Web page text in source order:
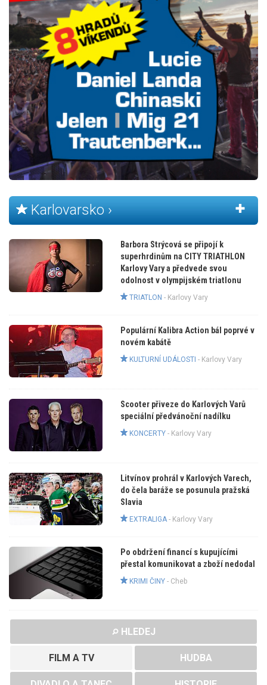
Karlovarsko ›
Barbora Strýcová se připojí k
superhrdinům na CITY TRIATHLON
Karlovy Vary a předvede svou
odolnost v olympijském triatlonu
TRIATLON - Karlovy Vary
Populární Kalibra Action bál poprvé v
novém kabátě
KULTURNÍ UDÁLOSTI - Karlovy Vary
Scooter přiveze do Karlových Varů
speciální předvánoční nadílku
KONCERTY- Karlovy Vary
Litvínov prohrál v Karlových Varech,
do čela baráže se posunula pražská
Slavia
EXTRALIGA- Karlovy Vary
Po obdržení financí s kupujícími
přestal komunikovat a zboží nedodal
KRIMI ČINY- Cheb
HLEDEJ
FILM A TV HUDBA